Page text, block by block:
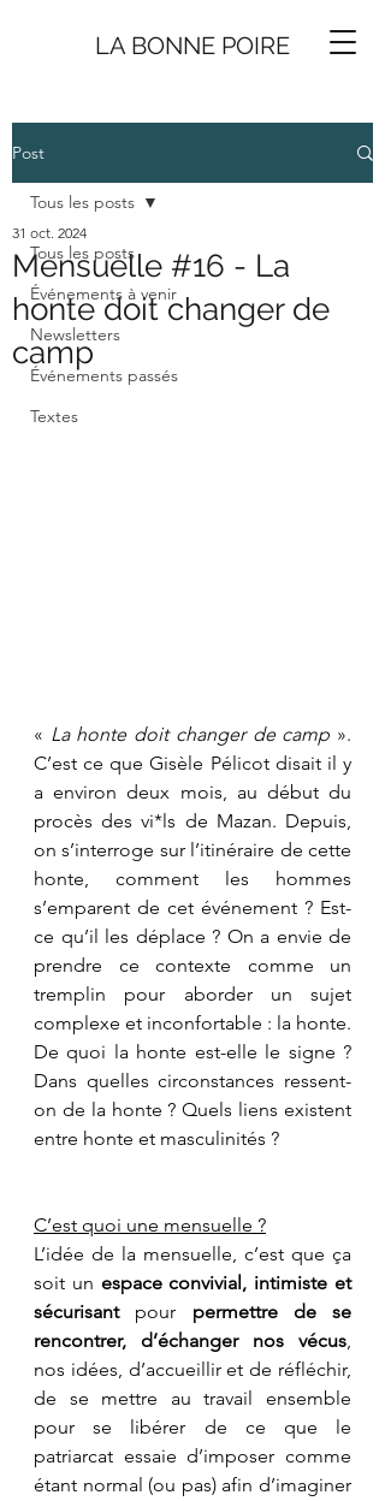
LA BONNE POIRE
Post
Tous les posts
Événements à venir
Newsletters
Événements passés
Textes
Tous les posts
Mensuelle #16 - La
honte doit changer de
camp
31 oct. 2024
« La honte doit changer de camp ».
C’est ce que Gisèle Pélicot disait il y
a environ deux mois, au début du
procès des vi*ls de Mazan. Depuis,
on s’interroge sur l’itinéraire de cette
honte, comment les hommes
s’emparent de cet événement ? Est-
ce qu’il les déplace ? On a envie de
prendre ce contexte comme un
tremplin pour aborder un sujet
complexe et inconfortable : la honte.
De quoi la honte est-elle le signe ?
Dans quelles circonstances ressent-
on de la honte ? Quels liens existent
entre honte et masculinités ?
C’est quoi une mensuelle ?
L’idée de la mensuelle, c’est que ça
soit un espace convivial, intimiste et
sécurisant pour permettre de se
rencontrer, d’échanger nos vécus,
nos idées, d’accueillir et de réfléchir,
de se mettre au travail ensemble
pour se libérer de ce que le
patriarcat essaie d’imposer comme
étant normal (ou pas) afin d’imaginer